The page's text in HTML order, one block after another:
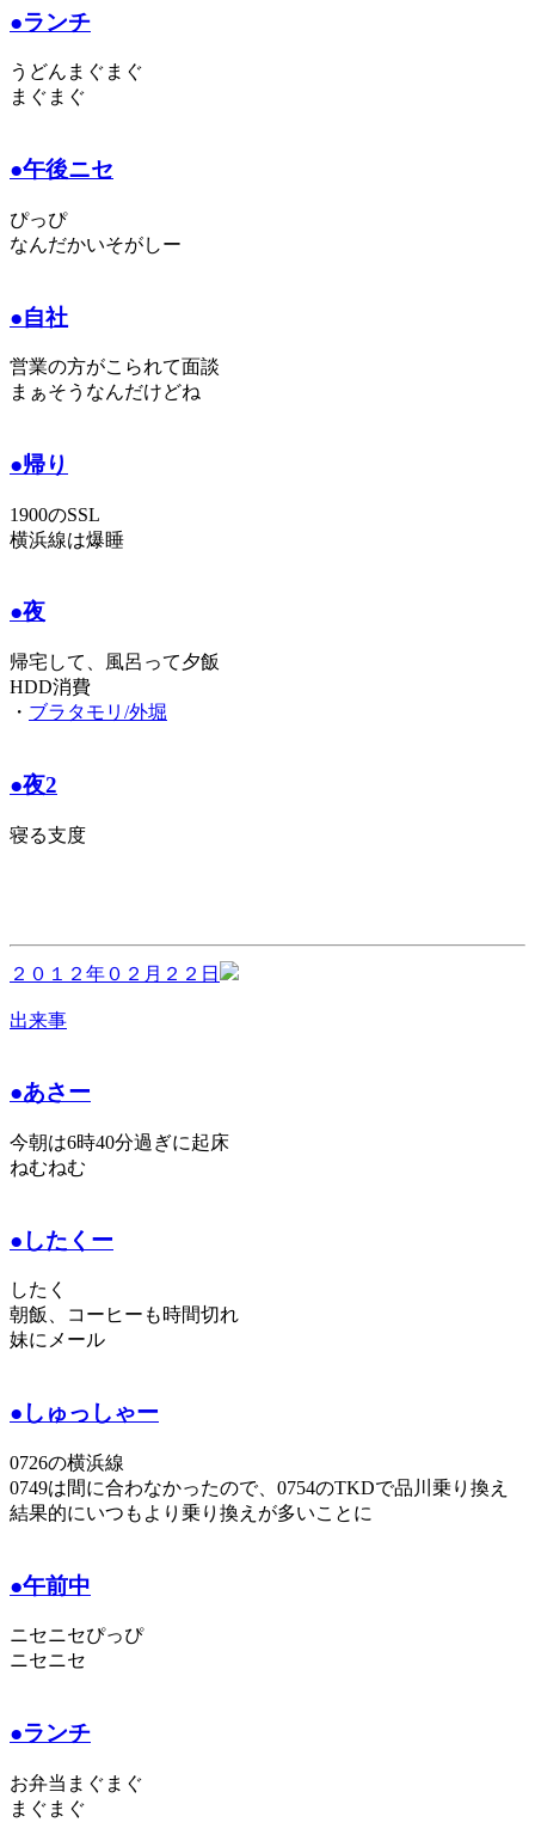
●ランチ
うどんまぐまぐ
まぐまぐ
●午後ニセ
ぴっぴ
なんだかいそがしー
●自社
営業の方がこられて面談
まぁそうなんだけどね
●帰り
1900のSSL
横浜線は爆睡
●夜
帰宅して、風呂って夕飯
HDD消費
・ ブラタモリ/外堀
●夜2
寝る支度
２０１２年０２月２２日
出来事
●あさー
今朝は6時40分過ぎに起床
ねむねむ
●したくー
したく
朝飯、コーヒーも時間切れ
妹にメール
●しゅっしゃー
0726の横浜線
0749は間に合わなかったので、0754のTKDで品川乗り換え
結果的にいつもより乗り換えが多いことに
●午前中
ニセニセぴっぴ
ニセニセ
●ランチ
お弁当まぐまぐ
まぐまぐ